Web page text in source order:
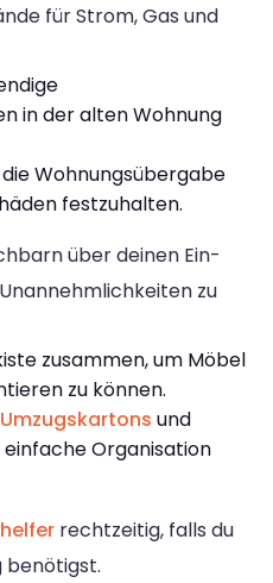
für Strom, Gas und
in der alten Wohnung
Wohnungsübergabe
festzuhalten.
über deinen Ein-
zu
zusammen, um Möbel
zu können.
Umzugskartons und
Organisation
rechtzeitig, falls du
benötigst.